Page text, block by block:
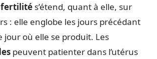
fertilité s’étend, quant à elle, sur
: elle englobe les jours précédant
jour où elle se produit. Les
peuvent patienter dans l’utérus